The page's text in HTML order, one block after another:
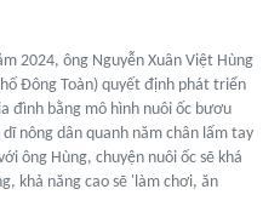
2024, ông Nguyễn Xuân Việt Hùng
Đông Toàn) quyết định phát triển
đình bằng mô hình nuôi ốc bươu
dĩ nông dân quanh năm chân lấm tay
ông Hùng, chuyện nuôi ốc sẽ khá
khả năng cao sẽ 'làm chơi, ăn